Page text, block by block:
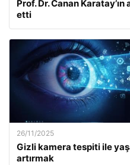
Prof. Dr. Canan
etti
26/11/2025
Gizli kamera tespiti ile
artırmak